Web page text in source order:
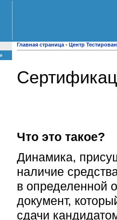
Главная страница - Центр
Что это такое?
Динамика,
наличие
в определенной
документ,
сдачи